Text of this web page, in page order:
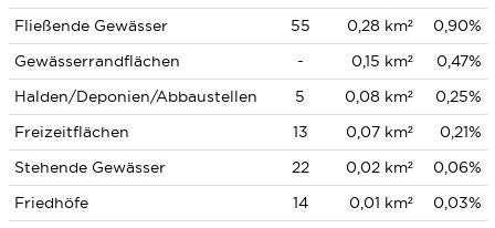
Fließende Gewässer
55 0,28 km²
0,90%
Gewässerrandflächen
- 0,15 km²
0,47%
Halden/Deponien/Abbaustellen
5 0,08 km²
0,25%
Freizeitflächen
13 0,07 km²
0,21%
Stehende Gewässer
22 0,02 km²
0,06%
Friedhöfe
14 0,01 km²
0,03%